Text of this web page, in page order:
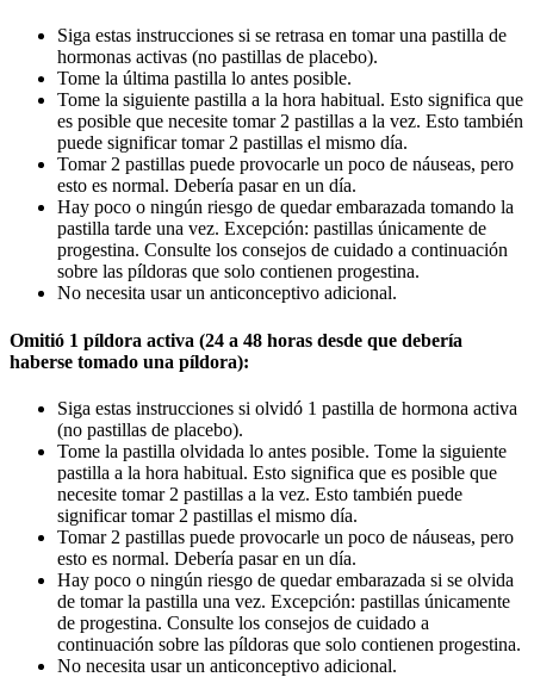
Siga estas instrucciones si se retrasa en tomar una pastilla de
hormonas activas (no pastillas de placebo).
Tome la última pastilla lo antes posible.
Tome la siguiente pastilla a la hora habitual. Esto significa que
es posible que necesite tomar 2 pastillas a la vez. Esto también
puede significar tomar 2 pastillas el mismo día.
Tomar 2 pastillas puede provocarle un poco de náuseas, pero
esto es normal. Debería pasar en un día.
Hay poco o ningún riesgo de quedar embarazada tomando la
pastilla tarde una vez. Excepción: pastillas únicamente de
progestina. Consulte los consejos de cuidado a continuación
sobre las píldoras que solo contienen progestina.
No necesita usar un anticonceptivo adicional.
Omitió 1 píldora activa (24 a 48 horas desde que debería
haberse tomado una píldora):
Siga estas instrucciones si olvidó 1 pastilla de hormona activa
(no pastillas de placebo).
Tome la pastilla olvidada lo antes posible. Tome la siguiente
pastilla a la hora habitual. Esto significa que es posible que
necesite tomar 2 pastillas a la vez. Esto también puede
significar tomar 2 pastillas el mismo día.
Tomar 2 pastillas puede provocarle un poco de náuseas, pero
esto es normal. Debería pasar en un día.
Hay poco o ningún riesgo de quedar embarazada si se olvida
de tomar la pastilla una vez. Excepción: pastillas únicamente
de progestina. Consulte los consejos de cuidado a
continuación sobre las píldoras que solo contienen progestina.
No necesita usar un anticonceptivo adicional.